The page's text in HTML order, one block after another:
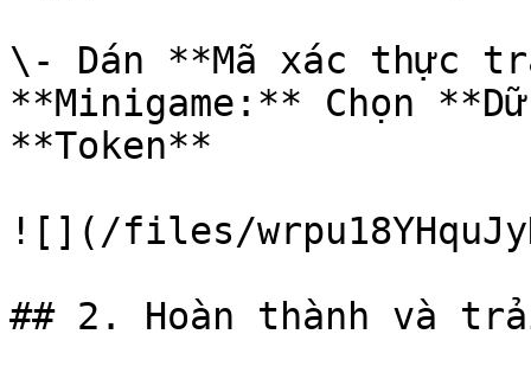
\- Dán **Mã xác thực
**Minigame:** Chọn
**Token**
![](/files/
## 2. Hoàn thành và